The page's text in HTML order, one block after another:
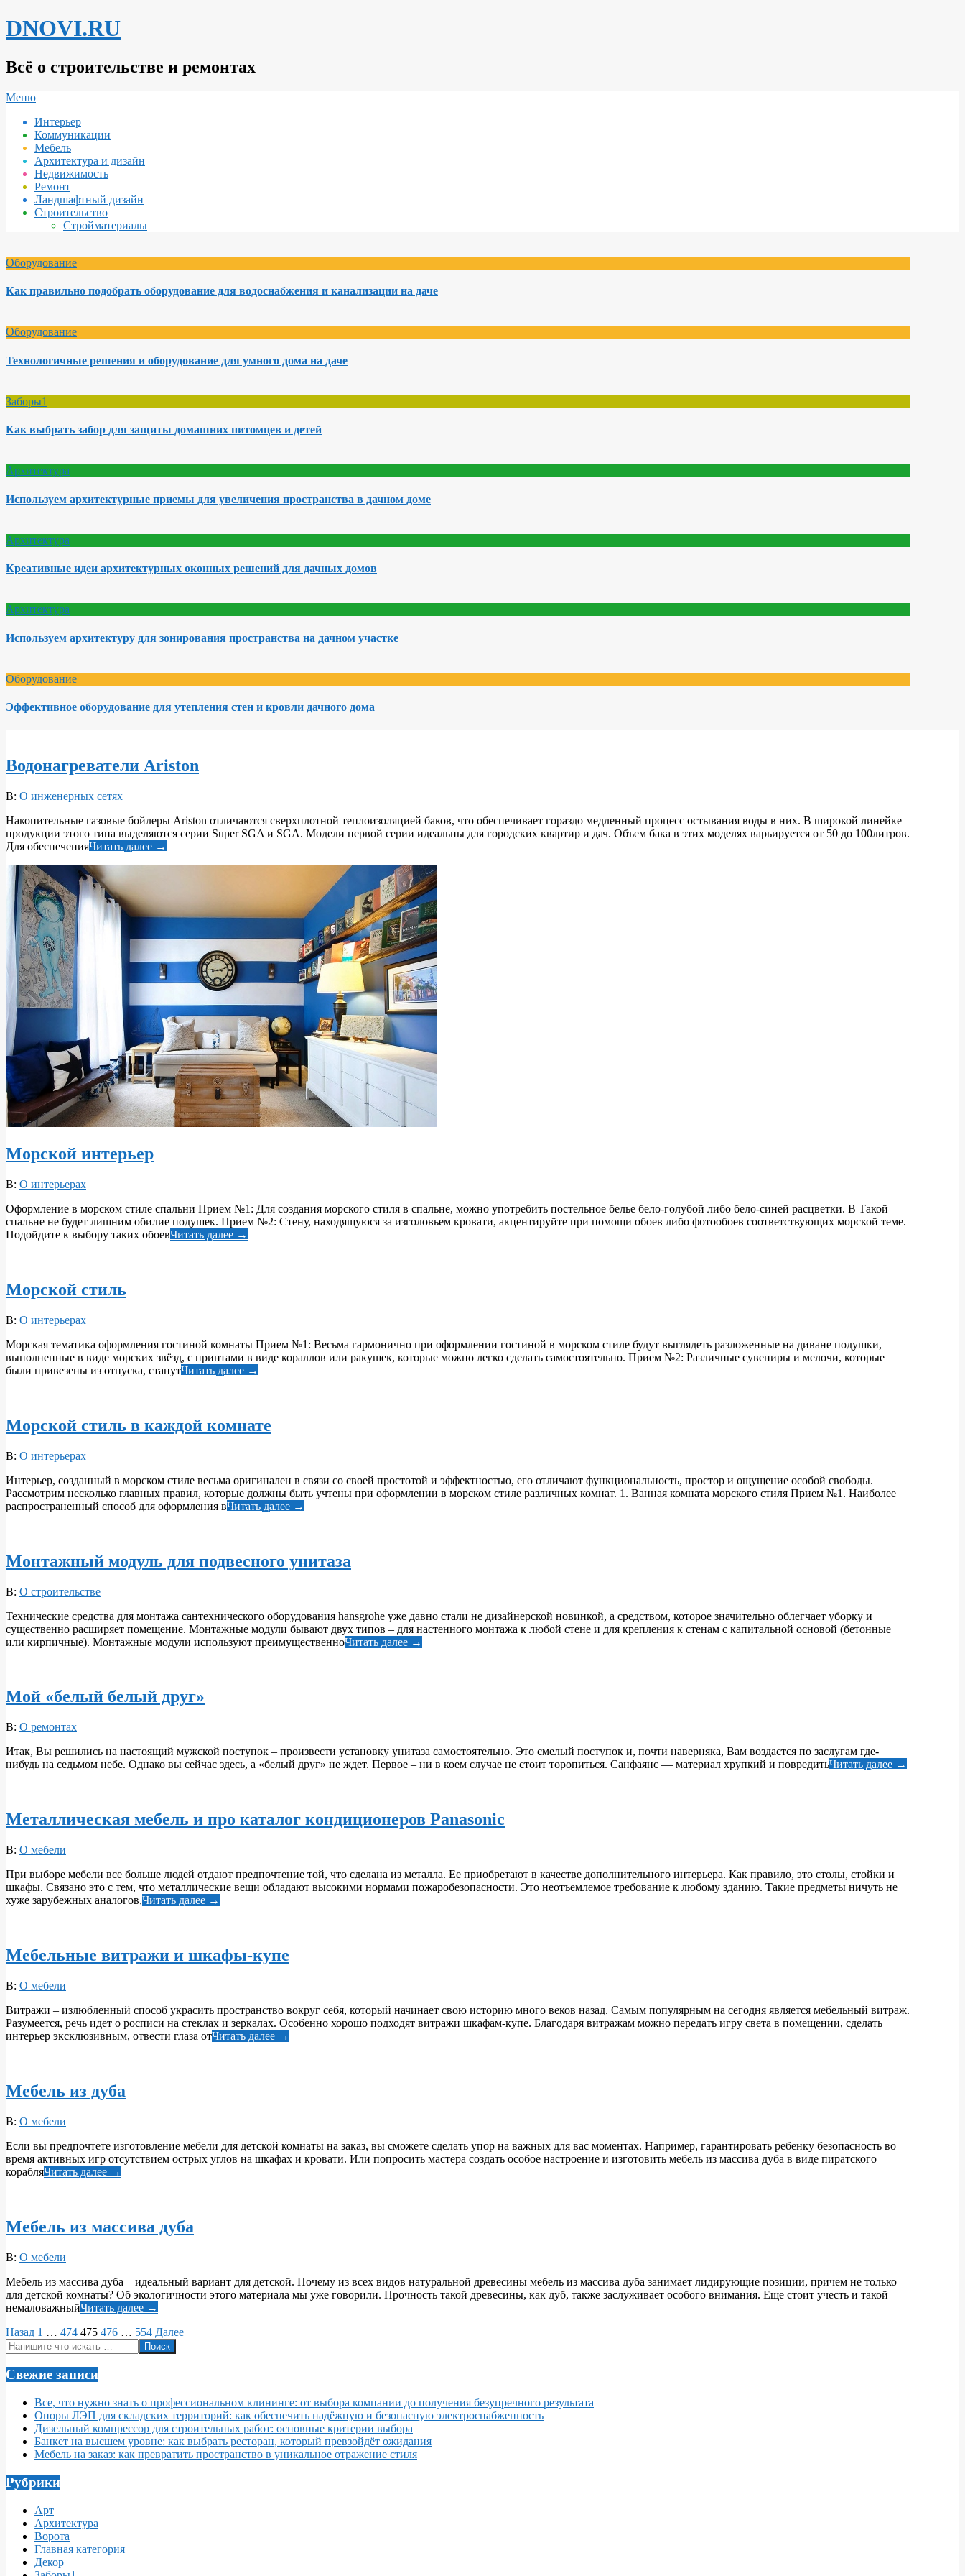
Перейти
к
DNOVI.RU
Всё о строительстве и ремонтах
Вторичное
навигации
Меню
Интерьер
Коммуникации
Мебель
Архитектура и дизайн
Недвижимость
Ремонт
Ландшафтный дизайн
Строительство
Стройматериалы
Оборудование
Как правильно подобрать оборудование для водоснабжения и канализации на даче
Оборудование
Технологичные решения и оборудование для умного дома на даче
Заборы1
Как выбрать забор для защиты домашних питомцев и детей
Архитектура
Используем архитектурные приемы для увеличения пространства в дачном доме
Архитектура
Креативные идеи архитектурных оконных решений для дачных домов
Архитектура
Используем архитектуру для зонирования пространства на дачном участке
Оборудование
Эффективное оборудование для утепления стен и кровли дачного дома
Водонагреватели Ariston
2017-
23
В: О инженерных сетях
Накопительные газовые бойлеры Ariston отличаются сверхплотной теплоизоляцией баков, что обеспечивает гораздо медленный процесс остывания воды в них. В широкой линейке
продукции этого типа выделяются серии Super SGA и SGA. Модели первой серии идеальны для городских квартир и дач. Объем бака в этих моделях варьируется от 50 до 100литров.
Для обеспеченияЧитать далее →
Морской интерьер
2017-
23
В: О интерьерах
Оформление в морском стиле спальни Прием №1: Для создания морского стиля в спальне, можно употребить постельное белье бело-голубой либо бело-синей расцветки. В Такой
спальне не будет лишним обилие подушек. Прием №2: Стену, находящуюся за изголовьем кровати, акцентируйте при помощи обоев либо фотообоев соответствующих морской теме.
Подойдите к выбору таких обоевЧитать далее →
Морской стиль
2017-
23
В: О интерьерах
Морская тематика оформления гостиной комнаты Прием №1: Весьма гармонично при оформлении гостиной в морском стиле будут выглядеть разложенные на диване подушки,
выполненные в виде морских звёзд, с принтами в виде кораллов или ракушек, которые можно легко сделать самостоятельно. Прием №2: Различные сувениры и мелочи, которые
были привезены из отпуска, станутЧитать далее →
Морской стиль в каждой комнате
2017-
23
В: О интерьерах
Интерьер, созданный в морском стиле весьма оригинален в связи со своей простотой и эффектностью, его отличают функциональность, простор и ощущение особой свободы.
Рассмотрим несколько главных правил, которые должны быть учтены при оформлении в морском стиле различных комнат. 1. Ванная комната морского стиля Прием №1. Наиболее
распространенный способ для оформления вЧитать далее →
Монтажный модуль для подвесного унитаза
2017-
23
В: О строительстве
Технические средства для монтажа сантехнического оборудования hansgrohe уже давно стали не дизайнерской новинкой, а средством, которое значительно облегчает уборку и
существенно расширяет помещение. Монтажные модули бывают двух типов – для настенного монтажа к любой стене и для крепления к стенам с капитальной основой (бетонные
или кирпичные). Монтажные модули используют преимущественноЧитать далее →
Мой «белый белый друг»
2017-
23
В: О ремонтах
Итак, Вы решились на настоящий мужской поступок – произвести установку унитаза самостоятельно. Это смелый поступок и, почти наверняка, Вам воздастся по заслугам где-
нибудь на седьмом небе. Однако вы сейчас здесь, а «белый друг» не ждет. Первое – ни в коем случае не стоит торопиться. Санфаянс — материал хрупкий и повредитьЧитать далее →
Металлическая мебель и про каталог кондиционеров Panasonic
2017-
23
В: О мебели
При выборе мебели все больше людей отдают предпочтение той, что сделана из металла. Ее приобретают в качестве дополнительного интерьера. Как правило, это столы, стойки и
шкафы. Связано это с тем, что металлические вещи обладают высокими нормами пожаробезопасности. Это неотъемлемое требование к любому зданию. Такие предметы ничуть не
хуже зарубежных аналогов,Читать далее →
Мебельные витражи и шкафы-купе
2017-
23
В: О мебели
Витражи – излюбленный способ украсить пространство вокруг себя, который начинает свою историю много веков назад. Самым популярным на сегодня является мебельный витраж.
Разумеется, речь идет о росписи на стеклах и зеркалах. Особенно хорошо подходят витражи шкафам-купе. Благодаря витражам можно передать игру света в помещении, сделать
интерьер эксклюзивным, отвести глаза отЧитать далее →
Мебель из дуба
2017-
23
В: О мебели
Если вы предпочтете изготовление мебели для детской комнаты на заказ, вы сможете сделать упор на важных для вас моментах. Например, гарантировать ребенку безопасность во
время активных игр отсутствием острых углов на шкафах и кровати. Или попросить мастера создать особое настроение и изготовить мебель из массива дуба в виде пиратского
корабляЧитать далее →
Мебель из массива дуба
2017-
23
В: О мебели
Мебель из массива дуба – идеальный вариант для детской. Почему из всех видов натуральной древесины мебель из массива дуба занимает лидирующие позиции, причем не только
для детской комнаты? Об экологичности этого материала мы уже говорили. Прочность такой древесины, как дуб, также заслуживает особого внимания. Еще стоит учесть и такой
немаловажныйЧитать далее →
Пагинация
записей
Назад 1 … 474 475 476 … 554 Далее
Поиск
Свежие записи
Все, что нужно знать о профессиональном клининге: от выбора компании до получения безупречного результата
Опоры ЛЭП для складских территорий: как обеспечить надёжную и безопасную электроснабженность
Дизельный компрессор для строительных работ: основные критерии выбора
Банкет на высшем уровне: как выбрать ресторан, который превзойдёт ожидания
Мебель на заказ: как превратить пространство в уникальное отражение стиля
Рубрики
Арт
Архитектура
Ворота
Главная категория
Декор